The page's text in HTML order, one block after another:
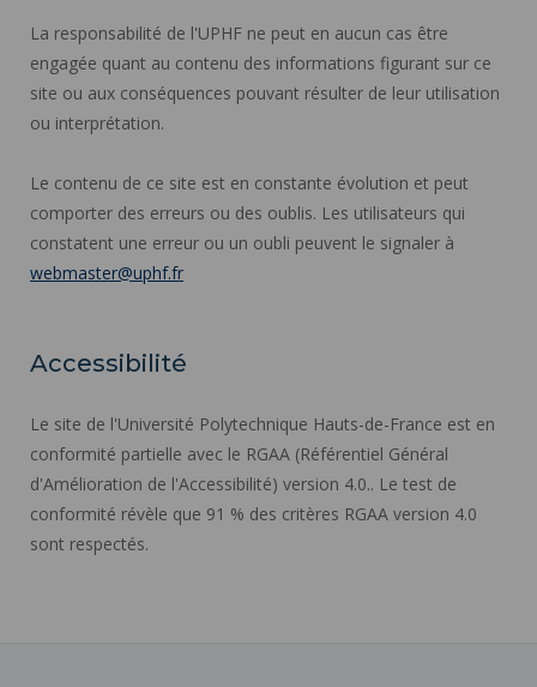
La responsabilité de l'UPHF ne peut en aucun cas être
engagée quant au contenu des informations figurant sur ce
site ou aux conséquences pouvant résulter de leur utilisation
ou interprétation.
Le contenu de ce site est en constante évolution et peut
comporter des erreurs ou des oublis. Les utilisateurs qui
constatent une erreur ou un oubli peuvent le signaler à
webmaster@uphf.fr
Accessibilité
Le site de l'Université Polytechnique Hauts-de-France est en
conformité partielle avec le RGAA (Référentiel Général
d'Amélioration de l'Accessibilité) version 4.0.. Le test de
conformité révèle que 91 % des critères RGAA version 4.0
sont respectés.